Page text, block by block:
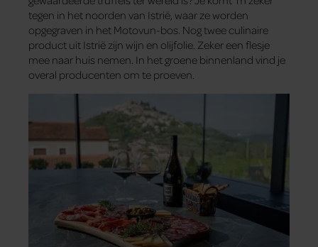
tegen in het noorden van Istrië, waar ze worden
opgegraven in het Motovun-bos. Nog twee culinaire
product uit Istrië zijn wijn en olijfolie. Zeker een flesje
mee naar huis nemen. In het groene binnenland vind je
overal producenten om te proeven.